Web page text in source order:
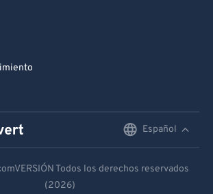
Español
Español
Todos los derechos reservados
(2026)